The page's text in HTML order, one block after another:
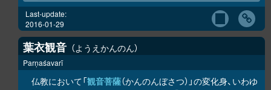
Last-update:
2016-01-29
葉衣観音 ようえかんのん
Parṇaśavarī
仏教において「観音菩薩（かんのんぼさつ）」の変化身、いわゆ